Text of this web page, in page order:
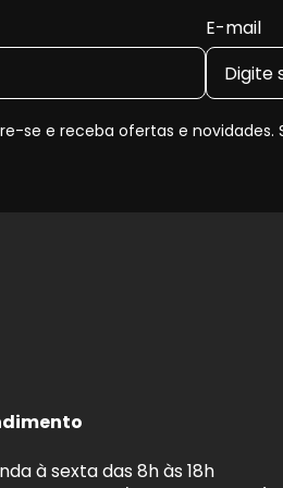
especificações originais do
rigorosamente as medidas
ocódigo original (OEM)e
e menor vibração no pedal.
de fading (perda de
E-mail
se e receba ofertas e novidades.
à sexta das 8h às 18h